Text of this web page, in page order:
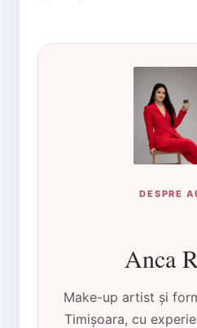
DESPRE
Anca
Make-up artist și
Timișoara, cu